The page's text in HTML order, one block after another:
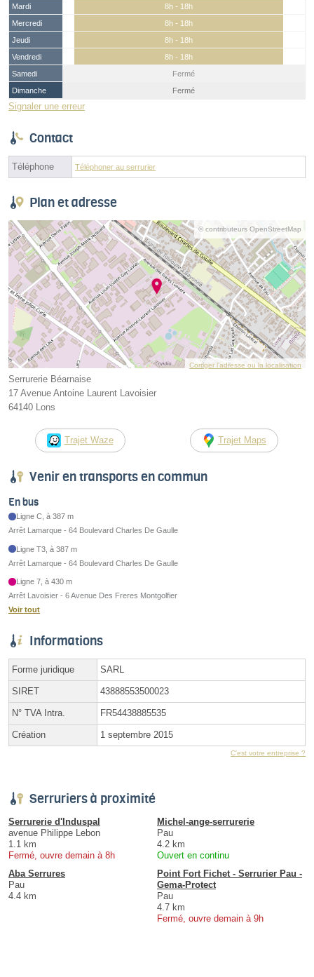
Mardi
8h - 18h
Mercredi
8h - 18h
Jeudi
8h - 18h
Vendredi
8h - 18h
Samedi
Fermé
Dimanche
Fermé
Signaler une erreur
Contact
Téléphone Téléphoner au serrurier
Plan et adresse
© contributeurs OpenStreetMap
Corriger l’adresse ou la localisation
Serrurerie Béarnaise
17 Avenue Antoine Laurent Lavoisier
64140 Lons
Trajet Waze Trajet Maps
Venir en transports en commun
En bus
Ligne C, à 387 m
Arrêt Lamarque - 64 Boulevard Charles De Gaulle
Ligne T3, à 387 m
Arrêt Lamarque - 64 Boulevard Charles De Gaulle
Ligne 7, à 430 m
Arrêt Lavoisier - 6 Avenue Des Freres Montgolfier
Voir tout
Informations
Forme juridique SARL
SIRET 43888553500023
N° TVA Intra. FR54438885535
Création 1 septembre 2015
C'est votre entreprise ?
Serruriers à proximité
Serrurerie d'Induspal
avenue Philippe Lebon
1.1 km
Fermé, ouvre demain à 8h
Michel-ange-serrurerie
Pau
4.2 km
Ouvert en continu
Aba Serrures
Pau
4.4 km
Point Fort Fichet - Serrurier Pau -
Gema-Protect
Pau
4.7 km
Fermé, ouvre demain à 9h